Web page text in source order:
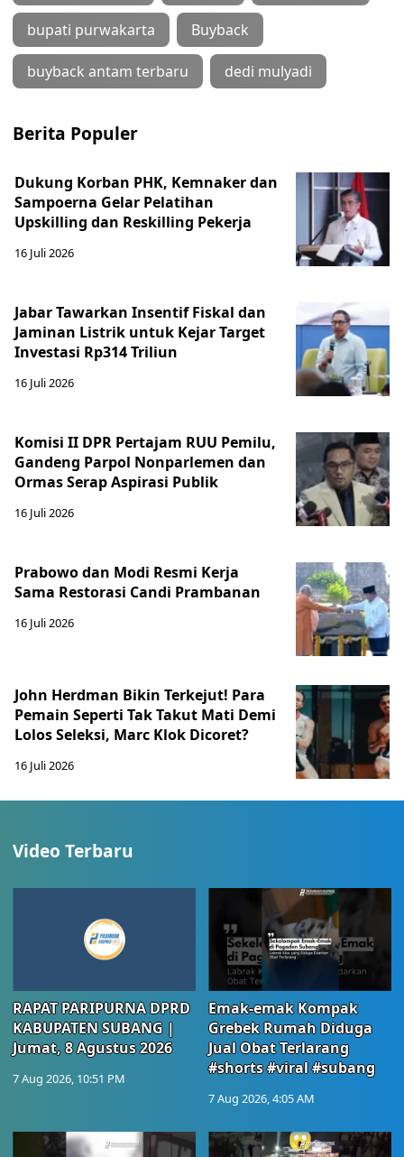
bupati purwakarta Buyback
buyback antam terbaru dedi mulyadi
Berita Populer
Dukung Korban PHK, Kemnaker dan
Sampoerna Gelar Pelatihan
Upskilling dan Reskilling Pekerja
16 Juli 2026
Jabar Tawarkan Insentif Fiskal dan
Jaminan Listrik untuk Kejar Target
Investasi Rp314 Triliun
16 Juli 2026
Komisi II DPR Pertajam RUU Pemilu,
Gandeng Parpol Nonparlemen dan
Ormas Serap Aspirasi Publik
16 Juli 2026
Prabowo dan Modi Resmi Kerja
Sama Restorasi Candi Prambanan
16 Juli 2026
John Herdman Bikin Terkejut! Para
Pemain Seperti Tak Takut Mati Demi
Lolos Seleksi, Marc Klok Dicoret?
16 Juli 2026
Video Terbaru
RAPAT PARIPURNA DPRD
KABUPATEN SUBANG |
Jumat, 8 Agustus 2026
7 Aug 2026, 10:51 PM
Emak-emak Kompak
Grebek Rumah Diduga
Jual Obat Terlarang
#shorts #viral #subang
7 Aug 2026, 4:05 AM